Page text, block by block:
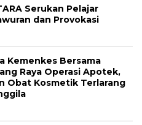
Serukan Pelajar
dan Provokasi
Kemenkes Bersama
Raya Operasi Apotek,
Obat Kosmetik Terlarang